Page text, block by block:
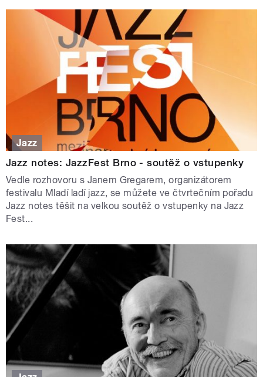
Jazz
Jazz notes: JazzFest Brno - soutěž o vstupenky
Vedle rozhovoru s Janem Gregarem, organizátorem
festivalu Mladí ladí jazz, se můžete ve čtvrtečním pořadu
Jazz notes těšit na velkou soutěž o vstupenky na Jazz
Fest...